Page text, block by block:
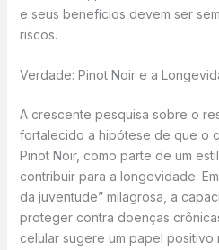
e seus benefícios devem ser
riscos.
Verdade: Pinot Noir e a
A crescente pesquisa sobre o
fortalecido a hipótese de que o
Pinot Noir, como parte de um
contribuir para a longevidade.
da juventude” milagrosa, a
proteger contra doenças
celular sugere um papel positivo